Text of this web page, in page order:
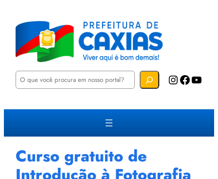
P
u
a
Instagram Facebook YouTube
Curso gratuito de